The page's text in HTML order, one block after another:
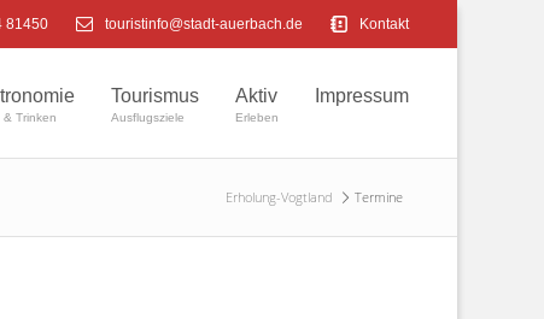
81450 touristinfo@stadt-auerbach.de Kontakt
& Trinken
Tourismus
Ausflugsziele
Aktiv
Erleben
Impressum
Erholung-Vogtland Termine